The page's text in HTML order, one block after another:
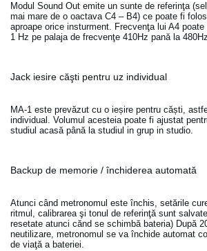
Modul Sound Out emite un sunte de referinţa
mai mare de o oactava C4 – B4) ce poate fi
aproape orice insturment. Frecvenţa lui A4
1 Hz pe palaja de frecvenţe 410Hz pană la
Jack iesire căşti pentru uz individual
MA-1 este prevăzut cu o ieșire pentru căști,
individual. Volumul acesteia poate fi ajustat
studiul acasă până la studiul in grup in studio.
Backup de memorie / închiderea automată
Atunci când metronomul este închis, setările
ritmul, calibrarea şi tonul de referinţă sunt
resetate atunci cănd se schimbă bateria) După
neutilizare, metronomul se va închide automat
de viaţă a bateriei.